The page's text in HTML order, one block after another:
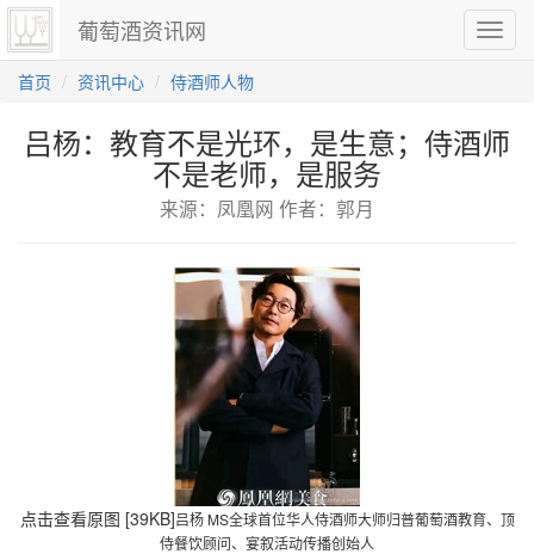
切
换
葡萄酒资讯网
首页 资讯中心 侍酒师人物
吕杨：教育不是光环，是生意；侍酒师
不是老师，是服务
来源：凤凰网 作者：郭月
点击查看原图 [39KB]吕杨 MS全球首位华人侍酒师大师归普葡萄酒教育、顶
侍餐饮顾问、宴叙活动传播创始人